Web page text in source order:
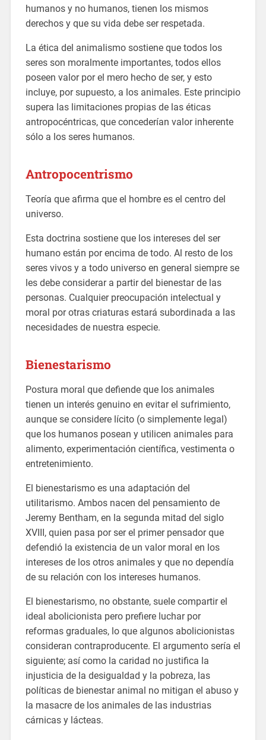
humanos y no humanos, tienen los mismos
derechos y que su vida debe ser respetada.
La ética del animalismo sostiene que todos los
seres son moralmente importantes, todos ellos
poseen valor por el mero hecho de ser, y esto
incluye, por supuesto, a los animales. Este principio
supera las limitaciones propias de las éticas
antropocéntricas, que concederían valor inherente
sólo a los seres humanos.
Antropocentrismo
Teoría que afirma que el hombre es el centro del
universo.
Esta doctrina sostiene que los intereses del ser
humano están por encima de todo. Al resto de los
seres vivos y a todo universo en general siempre se
les debe considerar a partir del bienestar de las
personas. Cualquier preocupación intelectual y
moral por otras criaturas estará subordinada a las
necesidades de nuestra especie.
Bienestarismo
Postura moral que defiende que los animales
tienen un interés genuino en evitar el sufrimiento,
aunque se considere lícito (o simplemente legal)
que los humanos posean y utilicen animales para
alimento, experimentación científica, vestimenta o
entretenimiento.
El bienestarismo es una adaptación del
utilitarismo. Ambos nacen del pensamiento de
Jeremy Bentham, en la segunda mitad del siglo
XVIII, quien pasa por ser el primer pensador que
defendió la existencia de un valor moral en los
intereses de los otros animales y que no dependía
de su relación con los intereses humanos.
El bienestarismo, no obstante, suele compartir el
ideal abolicionista pero prefiere luchar por
reformas graduales, lo que algunos abolicionistas
consideran contraproducente. El argumento sería el
siguiente; así como la caridad no justifica la
injusticia de la desigualdad y la pobreza, las
políticas de bienestar animal no mitigan el abuso y
la masacre de los animales de las industrias
cárnicas y lácteas.